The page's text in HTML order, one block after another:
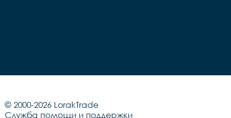
© 2000-2026 LorakTrade
Служба помощи и поддержки